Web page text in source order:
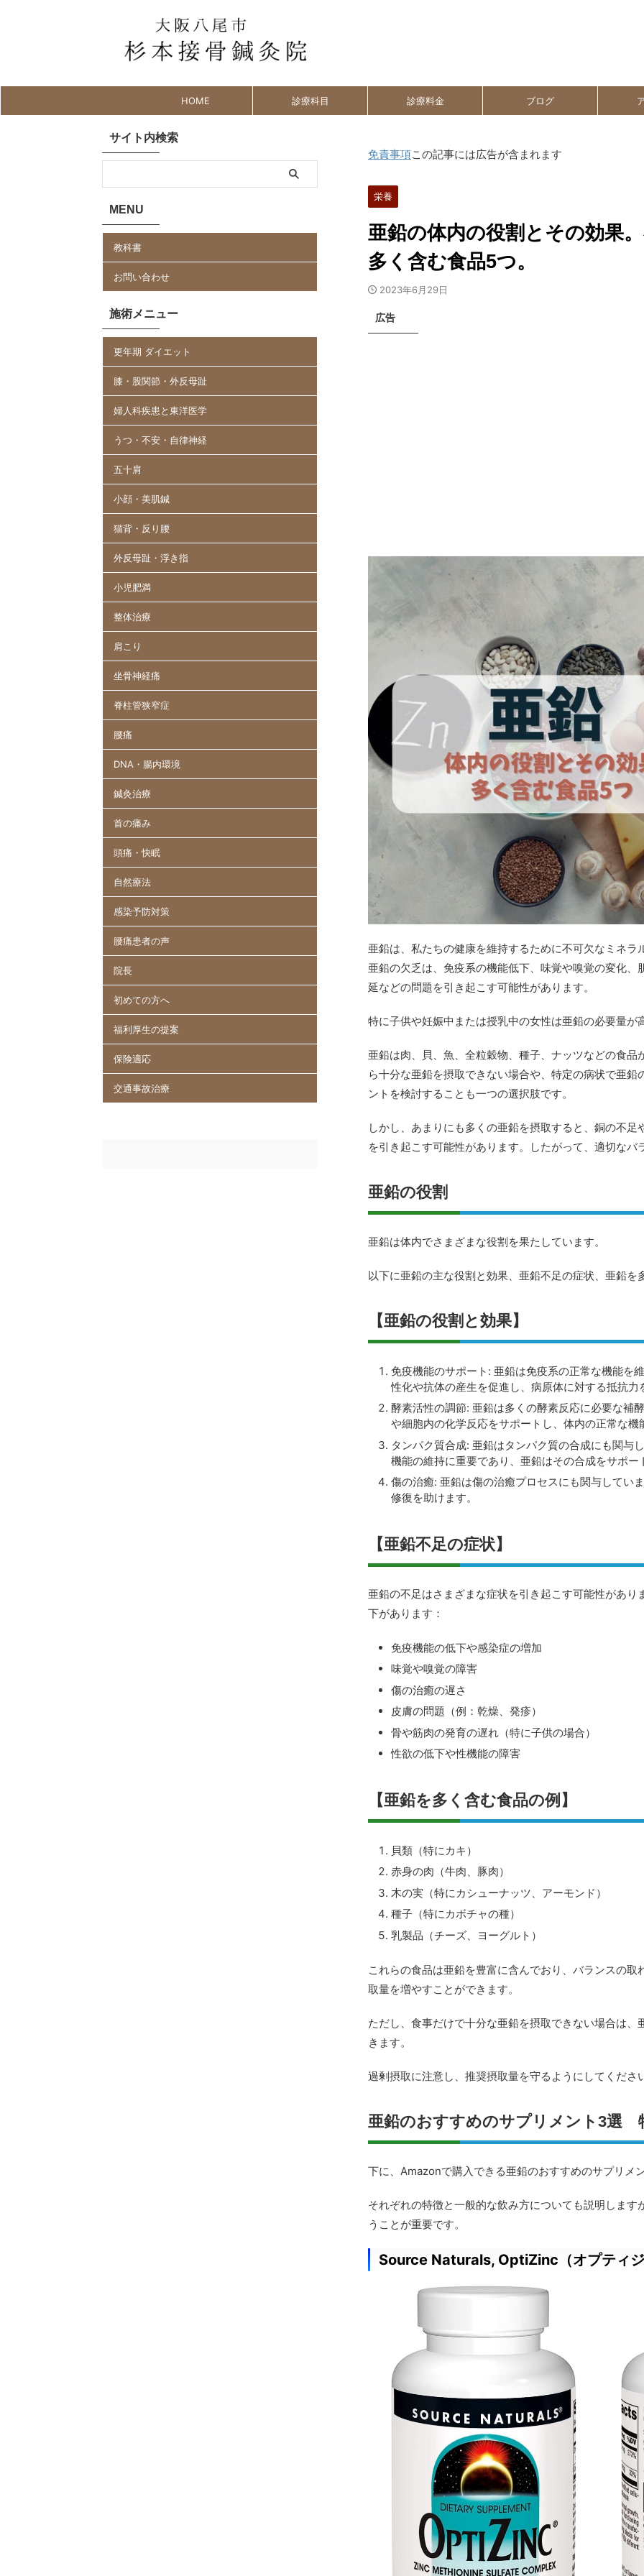
HOME 診療科目 診療料金 ブログ
免責事項この記事には広告が含まれます
栄養
亜鉛の体内の役割とその効果
多く含む食品5つ。
2023年6月29日
広告
亜鉛は、私たちの健康を維持するために不可欠なミネラ
亜鉛の欠乏は、免疫系の機能低下、味覚や嗅覚の変化
延などの問題を引き起こす可能性があります。
特に子供や妊娠中または授乳中の女性は亜鉛の必要量が
亜鉛は肉、貝、魚、全粒穀物、種子、ナッツなどの食
ら十分な亜鉛を摂取できない場合や、特定の病状で亜
ントを検討することも一つの選択肢です。
しかし、あまりにも多くの亜鉛を摂取すると、銅の不
を引き起こす可能性があります。したがって、適切なバ
亜鉛の役割
亜鉛は体内でさまざまな役割を果たしています。
以下に亜鉛の主な役割と効果、亜鉛不足の症状、亜鉛を
【亜鉛の役割と効果】
免疫機能のサポート: 亜鉛は免疫系の正常な機能を
性化や抗体の産生を促進し、病原体に対する抵抗力
酵素活性の調節: 亜鉛は多くの酵素反応に必要な補
や細胞内の化学反応をサポートし、体内の正常な機
タンパク質合成: 亜鉛はタンパク質の合成にも関与
機能の維持に重要であり、亜鉛はその合成をサポー
傷の治癒: 亜鉛は傷の治癒プロセスにも関与してい
修復を助けます。
【亜鉛不足の症状】
亜鉛の不足はさまざまな症状を引き起こす可能性があ
下があります：
免疫機能の低下や感染症の増加
味覚や嗅覚の障害
傷の治癒の遅さ
皮膚の問題（例：乾燥、発疹）
骨や筋肉の発育の遅れ（特に子供の場合）
性欲の低下や性機能の障害
【亜鉛を多く含む食品の例】
貝類（特にカキ）
赤身の肉（牛肉、豚肉）
木の実（特にカシューナッツ、アーモンド）
種子（特にカボチャの種）
乳製品（チーズ、ヨーグルト）
これらの食品は亜鉛を豊富に含んでおり、バランスの
取量を増やすことができます。
ただし、食事だけで十分な亜鉛を摂取できない場合は
きます。
過剰摂取に注意し、推奨摂取量を守るようにしてくださ
亜鉛のおすすめのサプリメント3選
下に、Amazonで購入できる亜鉛のおすすめのサプリメ
それぞれの特徴と一般的な飲み方についても説明しま
うことが重要です。
Source Naturals, OptiZinc（オプティ
サイト内検索
MENU
教科書
お問い合わせ
施術メニュー
更年期 ダイエット
膝・股関節・外反母趾
婦人科疾患と東洋医学
うつ・不安・自律神経
五十肩
小顔・美肌鍼
猫背・反り腰
外反母趾・浮き指
小児肥満
整体治療
肩こり
坐骨神経痛
脊柱管狭窄症
腰痛
DNA・腸内環境
鍼灸治療
首の痛み
頭痛・快眠
自然療法
感染予防対策
腰痛患者の声
院長
初めての方へ
福利厚生の提案
保険適応
交通事故治療